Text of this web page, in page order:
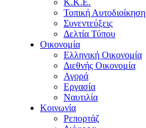
Κ.Κ.Ε.
Τοπική Αυτοδιοίκηση
Συνεντεύξεις
Δελτία Τύπου
Οικονομία
Ελληνική Οικονομία
Διεθνής Οικονομία
Αγορά
Εργασία
Ναυτιλία
Κοινωνία
Ρεπορτάζ